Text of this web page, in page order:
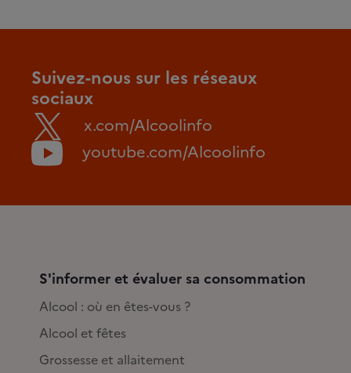
Suivez-nous sur les réseaux
sociaux
x.com/Alcoolinfo
youtube.com/Alcoolinfo
S'informer et évaluer sa consommation
Alcool : où en êtes-vous ?
Alcool et fêtes
Grossesse et allaitement